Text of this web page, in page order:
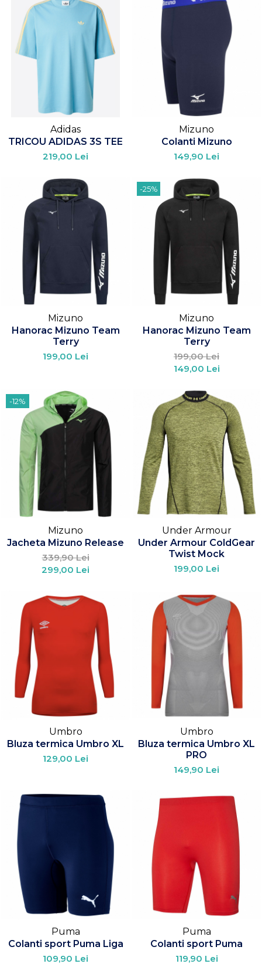
Adidas
TRICOU ADIDAS 3S TEE
219,00 Lei
Mizuno
Colanti Mizuno
149,90 Lei
Mizuno
Hanorac Mizuno Team
Terry
199,00 Lei
-25%
Mizuno
Hanorac Mizuno Team
Terry
199,00 Lei
149,00 Lei
-12%
Mizuno
Jacheta Mizuno Release
339,90 Lei
299,00 Lei
Under Armour
Under Armour ColdGear
Twist Mock
199,00 Lei
Umbro
Bluza termica Umbro XL
129,00 Lei
Umbro
Bluza termica Umbro XL
PRO
149,90 Lei
Puma
Colanti sport Puma Liga
109,90 Lei
Puma
Colanti sport Puma
119,90 Lei